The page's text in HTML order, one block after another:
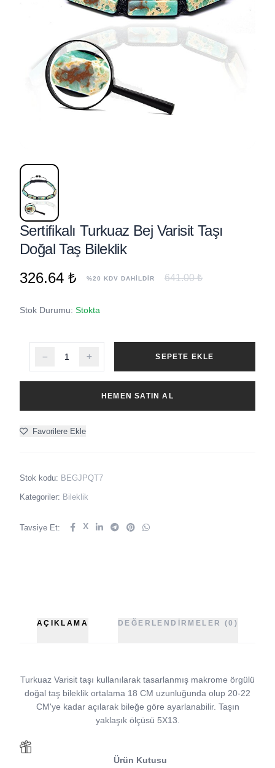
Sertifikalı Turkuaz Bej Varisit Taşı
Doğal Taş Bileklik
326.64 ₺
%20 KDV DAHİLDİR 641.00 ₺
Stok Durumu: Stokta
SEPETE EKLE
HEMEN SATIN AL
Favorilere Ekle
Stok kodu: BEGJPQT7
Kategoriler: Bileklik
Tavsiye Et: X
AÇIKLAMA DEĞERLENDIRMELER (0)
Turkuaz Varisit taşı kullanılarak tasarlanmış makrome örgülü
doğal taş bileklik ortalama 18 CM uzunluğunda olup 20-22
CM'ye kadar açılarak bileğe göre ayarlanabilir. Taşın
yaklaşık ölçüsü 5X13.
Ürün Kutusu